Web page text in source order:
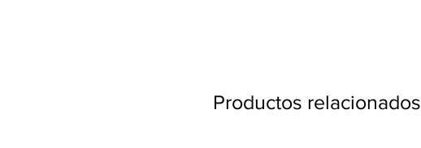
Productos relacionados